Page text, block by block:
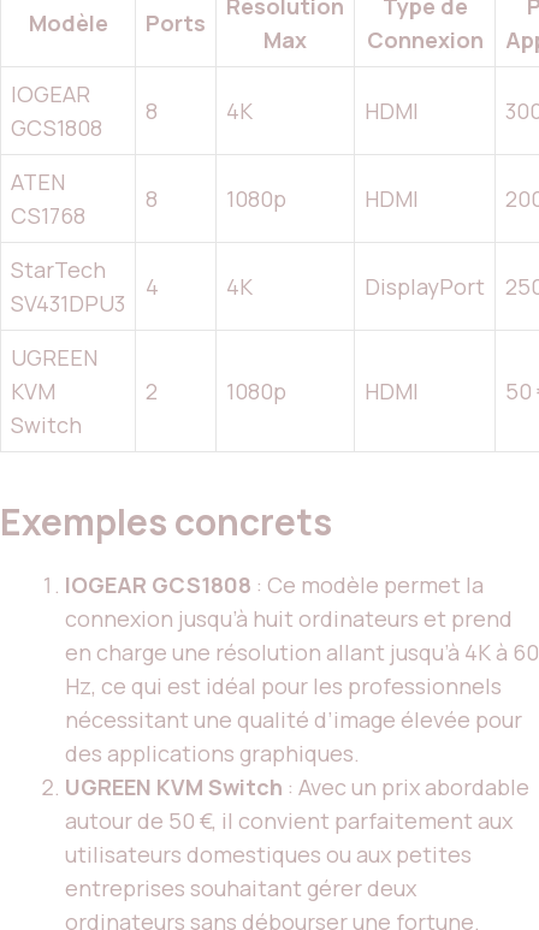
Modèle Ports
Résolution
Max
Type de
Connexion
IOGEAR
GCS1808
8 4K HDMI
ATEN
CS1768
8 1080p HDMI
StarTech
SV431DPU3
4 4K DisplayPort
UGREEN
KVM
Switch
2 1080p HDMI 50
Exemples concrets
IOGEAR GCS1808 : Ce modèle permet la
connexion jusqu’à huit ordinateurs et prend
en charge une résolution allant jusqu’à 4K à 60
Hz, ce qui est idéal pour les professionnels
nécessitant une qualité d’image élevée pour
des applications graphiques.
UGREEN KVM Switch : Avec un prix abordable
autour de 50 €, il convient parfaitement aux
utilisateurs domestiques ou aux petites
entreprises souhaitant gérer deux
ordinateurs sans débourser une fortune.